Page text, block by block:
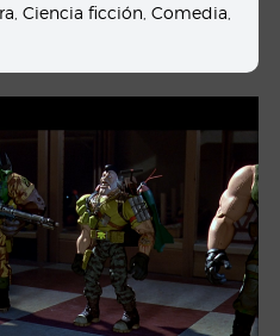
,Ciencia ficción,Comedia,